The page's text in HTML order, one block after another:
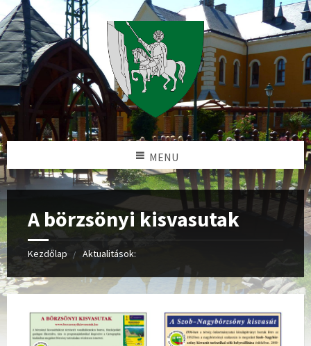
MENU
A börzsönyi kisvasutak
Kezdőlap Aktualitások: